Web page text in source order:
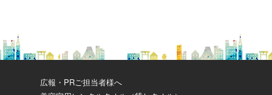
広報・PRご担当者様へ